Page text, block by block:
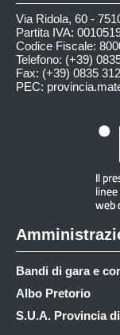
Via Ridola, 60 -
Partita IVA:
Codice Fiscale:
Telefono: (+39)
Fax: (+39) 0835
PEC:
Bandi di gara e
Albo Pretorio
S.U.A. Provincia